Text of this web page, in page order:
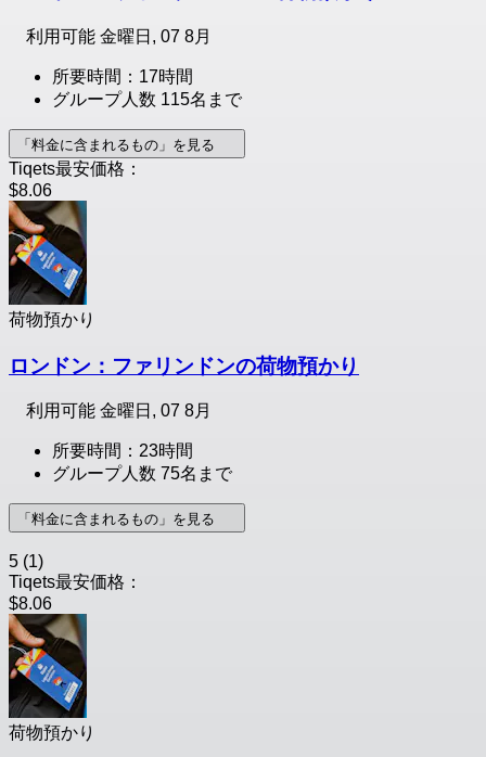
利用可能 金曜日, 07 8月
所要時間：17時間
グループ人数 115名まで
「料金に含まれるもの」を見る
Tiqets最安価格：
$8.06
荷物預かり
ロンドン：ファリンドンの荷物預かり
利用可能 金曜日, 07 8月
所要時間：23時間
グループ人数 75名まで
「料金に含まれるもの」を見る
5 (1)
Tiqets最安価格：
$8.06
荷物預かり